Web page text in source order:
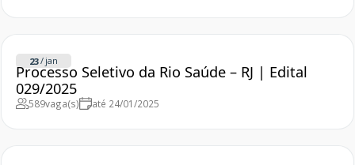
23/ jan
Processo Seletivo da Rio Saúde – RJ | Edital
029/2025
589vaga(s) até 24/01/2025